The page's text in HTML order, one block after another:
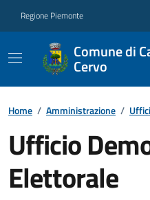
Regione Piemonte
Comune di
Cervo
Home / Amministrazione / Uffici
Ufficio
Elettorale